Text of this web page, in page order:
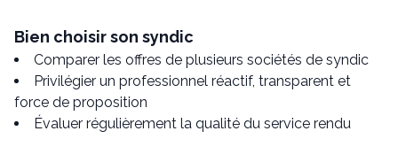
Bien choisir son syndic
Comparer les offres de plusieurs sociétés de syndic
Privilégier un professionnel réactif, transparent et
force de proposition
Évaluer régulièrement la qualité du service rendu